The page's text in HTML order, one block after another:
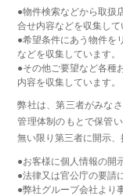
●物件検索などから取扱
合せ内容などを収集して
●希望条件にあう物件を
などを収集しています。
●その他ご要望など各種
内容を収集しています。
弊社は、第三者がみな
管理体制のもとで保管
無い限り第三者に開示、
●お客様に個人情報の開
●法律又は官公庁の要請
●弊社グループ会社より